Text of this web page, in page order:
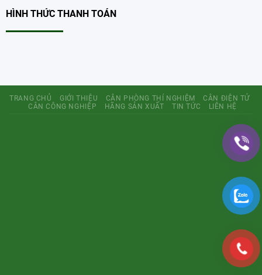
HÌNH THỨC THANH TOÁN
TRANG CHỦ GIỚI THIỆU CÂN PHÒNG THÍ NGHIỆM
CÂN ĐIỆN TỬ
CÂN CÔNG NGHIỆP
HÃNG SẢN XUẤT TIN TỨC LIÊN HỆ